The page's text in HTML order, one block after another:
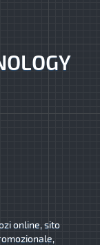
online, sito